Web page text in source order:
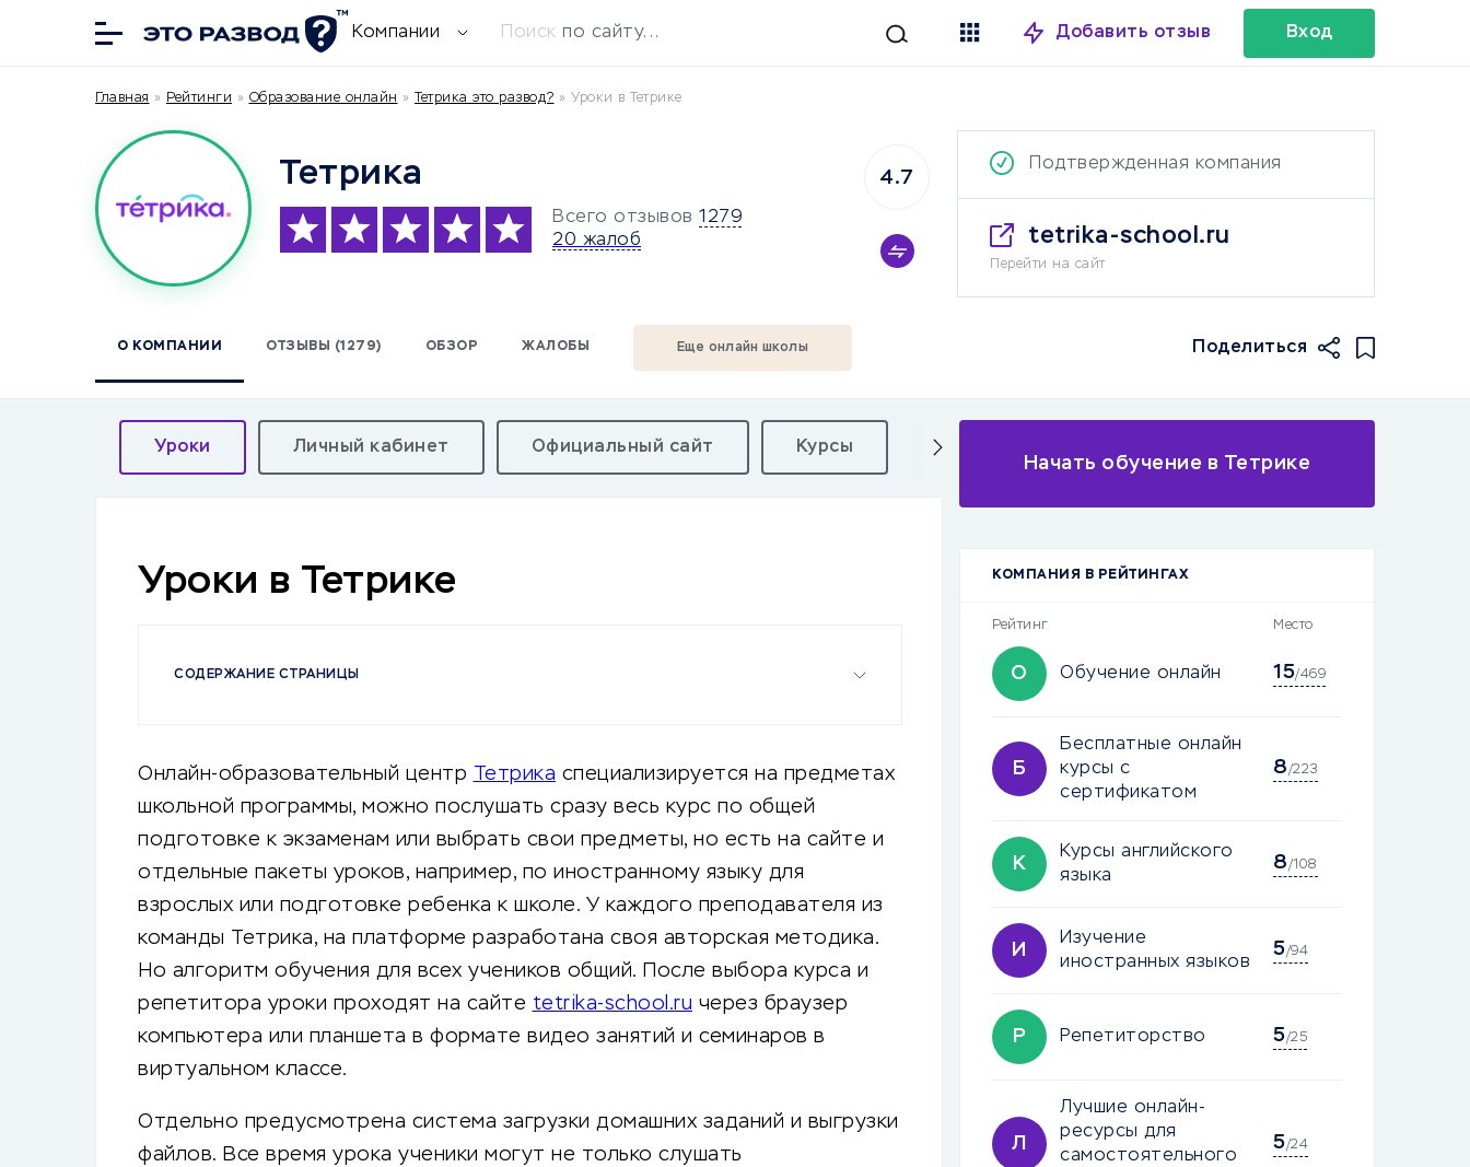
Компании Поиск по сайту... Добавить отзыв Вход
Главная » Рейтинги » Образование онлайн » Тетрика это развод? » Уроки в Тетрике
Тетрика
Всего отзывов 1279
20 жалоб
4.7
Подтвержденная компания
tetrika-school.ru
Перейти на сайт
О КОМПАНИИ ОТЗЫВЫ (1279) ОБЗОР ЖАЛОБЫ Еще онлайн школы Поделиться
Уроки Личный кабинет Официальный сайт Курсы
Уроки в Тетрике
СОДЕРЖАНИЕ СТРАНИЦЫ
Онлайн-образовательный центр Тетрика специализируется на предметах
школьной программы, можно послушать сразу весь курс по общей
подготовке к экзаменам или выбрать свои предметы, но есть на сайте и
отдельные пакеты уроков, например, по иностранному языку для
взрослых или подготовке ребенка к школе. У каждого преподавателя из
команды Тетрика, на платформе разработана своя авторская методика.
Но алгоритм обучения для всех учеников общий. После выбора курса и
репетитора уроки проходят на сайте tetrika-school.ru через браузер
компьютера или планшета в формате видео занятий и семинаров в
виртуальном классе.
Отдельно предусмотрена система загрузки домашних заданий и выгрузки
файлов. Все время урока ученики могут не только слушать
Начать обучение в Тетрике
КОМПАНИЯ В РЕЙТИНГАХ
Рейтинг Место
О Обучение онлайн 15/469
Б
Бесплатные онлайн
курсы с
сертификатом
8/223
К
Курсы английского
языка
8/108
И
Изучение
иностранных языков
5/94
Р Репетиторство 5/25
Л
Лучшие онлайн-
ресурсы для
самостоятельного
5/24